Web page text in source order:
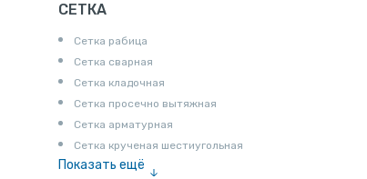
СЕТКА
Сетка рабица
Сетка сварная
Сетка кладочная
Сетка просечно вытяжная
Сетка арматурная
Сетка крученая шестиугольная
Показать ещё